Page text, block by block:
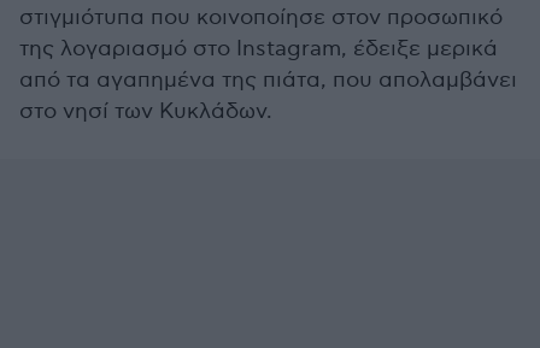
στιγμιότυπα που κοινοποίησε στον προσωπικό
της λογαριασμό στο Instagram, έδειξε μερικά
από τα αγαπημένα της πιάτα, που απολαμβάνει
στο νησί των Κυκλάδων.